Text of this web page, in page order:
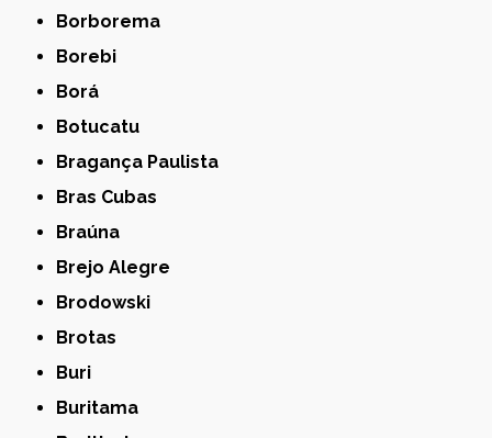
Borborema
Borebi
Borá
Botucatu
Bragança Paulista
Bras Cubas
Braúna
Brejo Alegre
Brodowski
Brotas
Buri
Buritama